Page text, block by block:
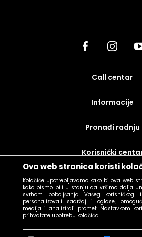
Ova web stranica koristi
Kolačiće upotrebljavamo kako bi ova web
kako bismo bili u stanju da vršimo dalja
svrhom poboljšanja Vašeg korisničkog
personalizovali sadržaj i oglase,
medija i analizirali promet. Nastavkom
prihvatate upotrebu kolačića.
call centar
Informacije
Pronađi radnju
korisnički
uslovi prodaje